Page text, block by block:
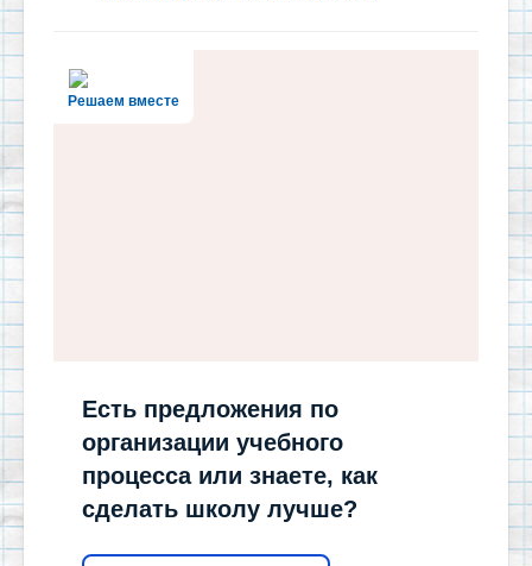
Решаем вместе
Есть предложения по
организации учебного
процесса или знаете, как
сделать школу лучше?